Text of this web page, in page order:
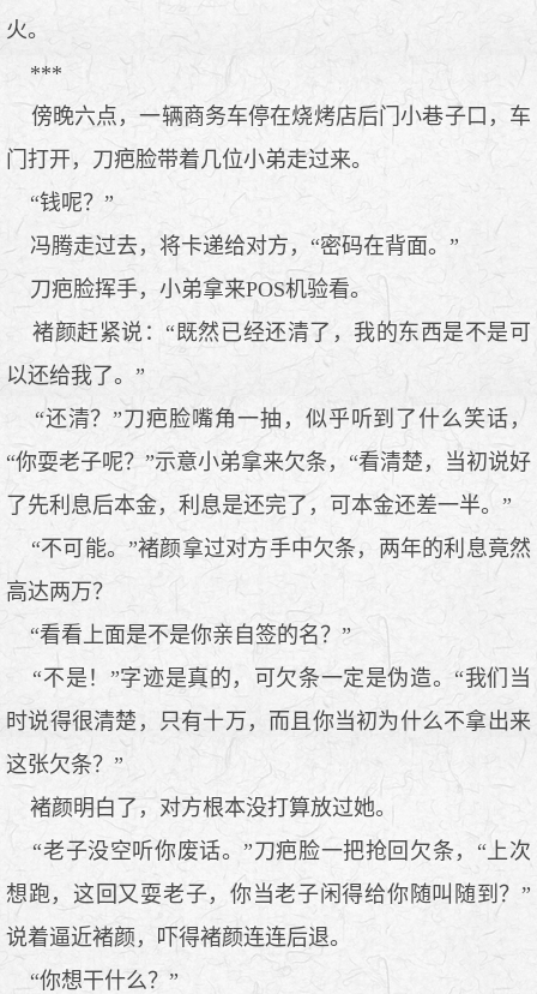
火。
***
傍晚六点，一辆商务车停在烧烤店后门小巷子口，车
门打开，刀疤脸带着几位小弟走过来。
“钱呢？”
冯腾走过去，将卡递给对方，“密码在背面。”
刀疤脸挥手，小弟拿来POS机验看。
褚颜赶紧说：“既然已经还清了，我的东西是不是可
以还给我了。”
“还清？”刀疤脸嘴角一抽，似乎听到了什么笑话，
“你耍老子呢？”示意小弟拿来欠条，“看清楚，当初说好
了先利息后本金，利息是还完了，可本金还差一半。”
“不可能。”褚颜拿过对方手中欠条，两年的利息竟然
高达两万？
“看看上面是不是你亲自签的名？”
“不是！”字迹是真的，可欠条一定是伪造。“我们当
时说得很清楚，只有十万，而且你当初为什么不拿出来
这张欠条？”
褚颜明白了，对方根本没打算放过她。
“老子没空听你废话。”刀疤脸一把抢回欠条，“上次
想跑，这回又耍老子，你当老子闲得给你随叫随到？”
说着逼近褚颜，吓得褚颜连连后退。
“你想干什么？”